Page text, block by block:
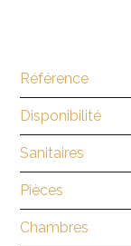
Référence
Disponibilité
Sanitaires
Pièces
Chambres